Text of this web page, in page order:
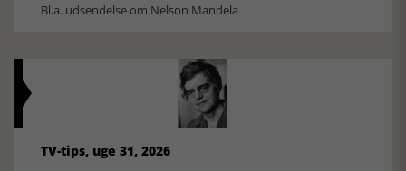
Bl.a. udsendelse om Nelson Mandela
TV-tips, uge 31, 2026